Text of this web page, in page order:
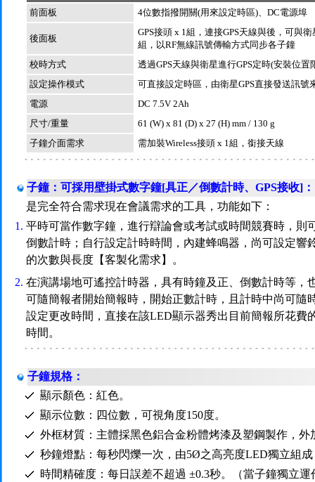
前面板
4位數指撥開關(用來設定時區)、DC電源埠
後面板
GPS接頭 x 1組，連接GPS天線與後，可與
組，以RF無線訊號傳輸方式同步各子鐘
校時方式
透過GPS天線與衛星進行GPS定時(安裝位
設定操作模式
可直接設定時區，由衛星GPS直接發送訊號
電源
DC 7.5V 2Ah
尺寸/重量
61 (W) x 81 (D) x 27 (H) mm / 130 g
子鐘介面需求
需加裝Wireless接頭 x 1組，銜接天線
子鐘：可採用壁掛式數字鐘[具正／倒數計時、GPS接收]：
是完全符合需求現在會議需求的工具，功能如下：
1. 平時可當作數字鐘，進行辯論會或考試或時間競賽時，則
倒數計時；自行設定計時時間，內建蜂鳴器，尚可設定響
的次數與長度【客製化需求】。
2. 在演講場地可遙控計時器，具有時鐘及正、倒數計時等，
可隨簡報者開始簡報時，開始正數計時，且計時中尚可隨
設定更改時間，直接在該LED顯示器秀出目前簡報所花費
時間。
子鐘規格：
顯示顏色：紅色。
顯示位數：四位數，可視角度150度。
外框材質：主體採黑色鋁合金粉體烤漆及塑鋼製作，外
秒鐘燈點：每秒閃爍一次，由5Ø之高亮度LED獨立組
時間精確度：每日誤差不超過 ±0.3秒。（當子鐘獨立運